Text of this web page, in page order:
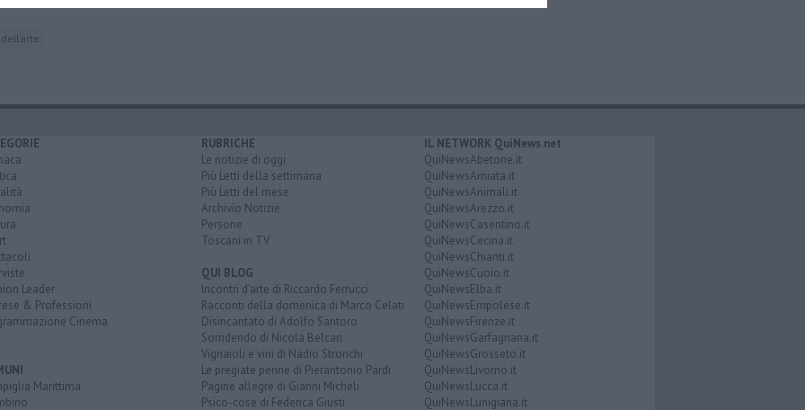
Leader
& Professioni
Cinema
Marittima
RUBRICHE
Le notizie di oggi
Più Letti della settimana
Più Letti del mese
Archivio Notizie
Persone
Toscani in TV
QUI BLOG
Incontri d'arte di Riccardo Ferrucci
Racconti della domenica di Marco Celati
Disincantato di Adolfo Santoro
Sorridendo di Nicola Belcari
Vignaioli e vini di Nadio Stronchi
Le pregiate penne di Pierantonio Pardi
Pagine allegre di Gianni Micheli
Psico-cose di Federica Giusti
IL NETWORK QuiNews.net
QuiNewsAbetone.it
QuiNewsAmiata.it
QuiNewsAnimali.it
QuiNewsArezzo.it
QuiNewsCasentino.it
QuiNewsCecina.it
QuiNewsChianti.it
QuiNewsCuoio.it
QuiNewsElba.it
QuiNewsEmpolese.it
QuiNewsFirenze.it
QuiNewsGarfagnana.it
QuiNewsGrosseto.it
QuiNewsLivorno.it
QuiNewsLucca.it
QuiNewsLunigiana.it